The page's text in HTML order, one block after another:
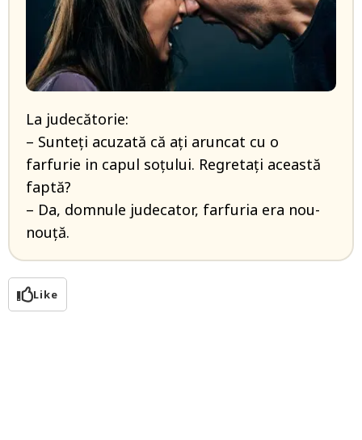
La judecătorie:
– Sunteți acuzată că ați aruncat cu o
farfurie in capul soțului. Regretați această
faptă?
– Da, domnule judecator, farfuria era nou-
nouță.
Like